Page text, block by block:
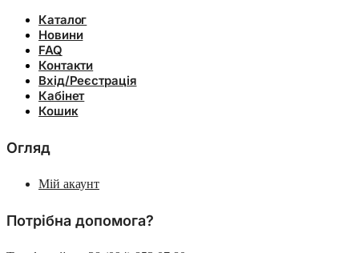
Каталог
Новини
FAQ
Контакти
Вхід/Реєстрація
Кабінет
Кошик
Огляд
Мій акаунт
Потрібна допомога?